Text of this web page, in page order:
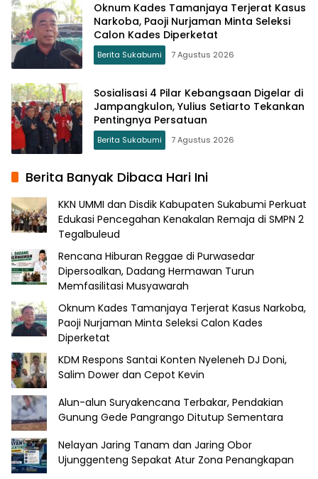
Oknum Kades Tamanjaya Terjerat Kasus
Narkoba, Paoji Nurjaman Minta Seleksi
Calon Kades Diperketat
Berita Sukabumi 7 Agustus 2026
Sosialisasi 4 Pilar Kebangsaan Digelar di
Jampangkulon, Yulius Setiarto Tekankan
Pentingnya Persatuan
Berita Sukabumi 7 Agustus 2026
Berita Banyak Dibaca Hari Ini
KKN UMMI dan Disdik Kabupaten Sukabumi Perkuat
Edukasi Pencegahan Kenakalan Remaja di SMPN 2
Tegalbuleud
Rencana Hiburan Reggae di Purwasedar
Dipersoalkan, Dadang Hermawan Turun
Memfasilitasi Musyawarah
Oknum Kades Tamanjaya Terjerat Kasus Narkoba,
Paoji Nurjaman Minta Seleksi Calon Kades
Diperketat
KDM Respons Santai Konten Nyeleneh DJ Doni,
Salim Dower dan Cepot Kevin
Alun-alun Suryakencana Terbakar, Pendakian
Gunung Gede Pangrango Ditutup Sementara
Nelayan Jaring Tanam dan Jaring Obor
Ujunggenteng Sepakat Atur Zona Penangkapan